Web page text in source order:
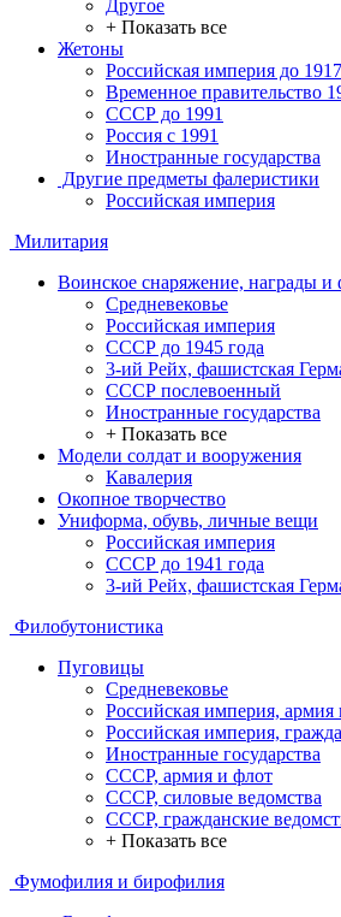
Другое
+ Показать все
Жетоны
Российская империя до 1917
Временное правительство
СССР до 1991
Россия с 1991
Иностранные государства
Другие предметы фалеристики
Российская империя
Милитария
Воинское снаряжение, награды и
Средневековье
Российская империя
СССР до 1945 года
3-ий Рейх, фашистская
СССР послевоенный
Иностранные государства
+ Показать все
Модели солдат и вооружения
Кавалерия
Окопное творчество
Униформа, обувь, личные вещи
Российская империя
СССР до 1941 года
3-ий Рейх, фашистская
Филобутонистика
Пуговицы
Средневековье
Российская империя, армия
Российская империя,
Иностранные государства
СССР, армия и флот
СССР, силовые ведомства
СССР, гражданские
+ Показать все
Фумофилия и бирофилия